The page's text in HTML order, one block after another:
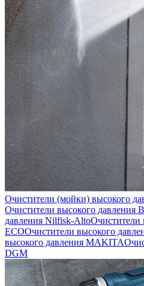
Очистители (мойки) высокого
Очистители высокого давления
давления Nilfisk-AltoОчистители
ECOОчистители высокого
высокого давления MAKITA
DGM